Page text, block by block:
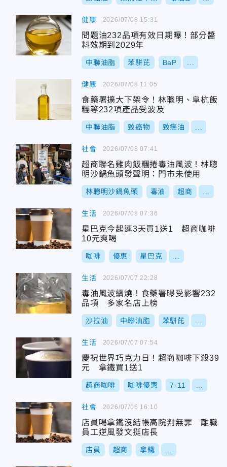
健康
問題油232品項有效日期曝！部分醬
料效期到2029年
中聯油脂 苯駢芘 BaP
2026/07/08 15:31
健康
食藥署擴大下架令！林聰明、阜杭飯
糰等232項產品受波及
中聯油脂 致癌物 致癌油
2026/07/08 11:05
社會
超商聯名雞肉飯糰捲毒油風波！林聰
明沙鍋魚頭發聲明：門市未使用
林聰明沙鍋魚頭 毒油 超商
2026/07/08 07:41
生活
星巴克今起連3天買1送1 超商咖啡
10元爽喝
咖啡 優惠 星巴克
2026/07/08 07:36
生活
毒油風波續燒！食藥署曝受影響232
品項 多家名店上榜
沙拉油 中聯油脂 苯駢芘
2026/07/07 22:28
生活
慶祝世界巧克力日！超商咖啡下殺39
元 拿鐵買1送1
超商咖啡 咖啡優惠 7-11
2026/07/07 07:54
社會
店員喝拿鐵沒結帳高院判無罪 離職
員工逆風發文挺店長
店員 超商 拿鐵
2026/07/06 16:10